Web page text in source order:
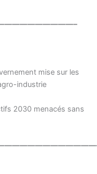
mise sur les
industrie
2030 menacés sans